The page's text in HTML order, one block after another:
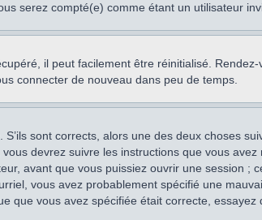
serez compté(e) comme étant un utilisateur
il peut facilement être réinitialisé.
connecter de nouveau dans peu de temps.
sont corrects, alors une des deux choses
devrez suivre les instructions que vous
avant que vous puissiez ouvrir une session ;
vous avez probablement spécifié une
que vous avez spécifiée était correcte, essayez